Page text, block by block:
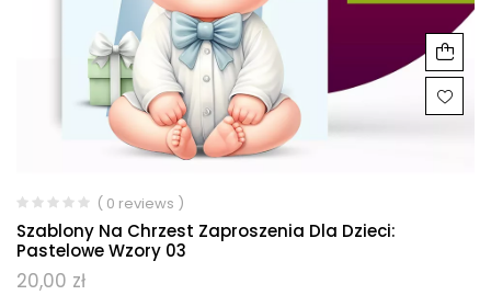
( 0 reviews )
Szablony Na Chrzest Zaproszenia Dla Dzieci:
Pastelowe Wzory 03
20,00 zł